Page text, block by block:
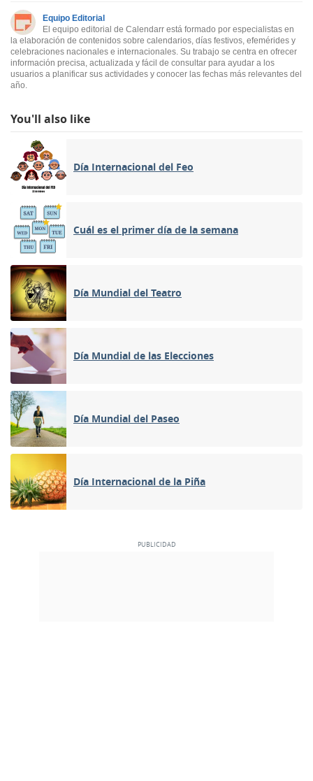
Equipo Editorial
El equipo editorial de Calendarr está formado por especialistas en
la elaboración de contenidos sobre calendarios, días festivos, efemérides y
celebraciones nacionales e internacionales. Su trabajo se centra en ofrecer
información precisa, actualizada y fácil de consultar para ayudar a los
usuarios a planificar sus actividades y conocer las fechas más relevantes del
año.
You'll also like
Día Internacional del Feo
Cuál es el primer día de la semana
Día Mundial del Teatro
Día Mundial de las Elecciones
Día Mundial del Paseo
Día Internacional de la Piña